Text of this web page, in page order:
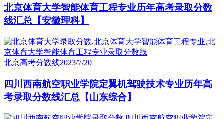
北京体育大学智能体育工程专业历年高考录取分数
线汇总【安徽理科】
北京高考分数线2023/7/20
四川西南航空职业学院定翼机驾驶技术专业历年高
考录取分数线汇总【山东综合】